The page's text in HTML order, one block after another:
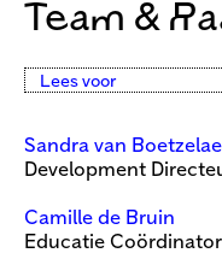
Team &
Lees voor
Sandra van
Development
Camille de Bruin
Educatie Coördinator